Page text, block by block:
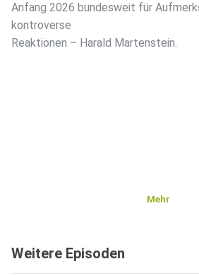
Anfang 2026 bundesweit für
kontroverse
Reaktionen – Harald Martenstein.
Mehr
Weitere Episoden